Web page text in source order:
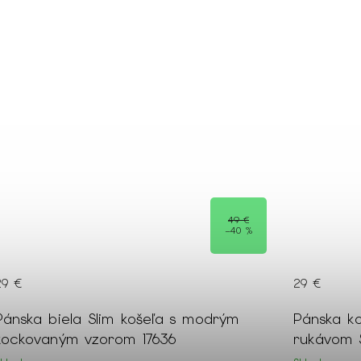
49 €
–40 %
biela Slim košeľa s modrým
vzorom 17636
€
Pánska
rukávom
29 €